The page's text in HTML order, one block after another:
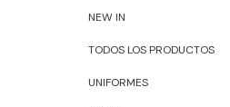
NEW IN
TODOS LOS PRODUCTOS
UNIFORMES